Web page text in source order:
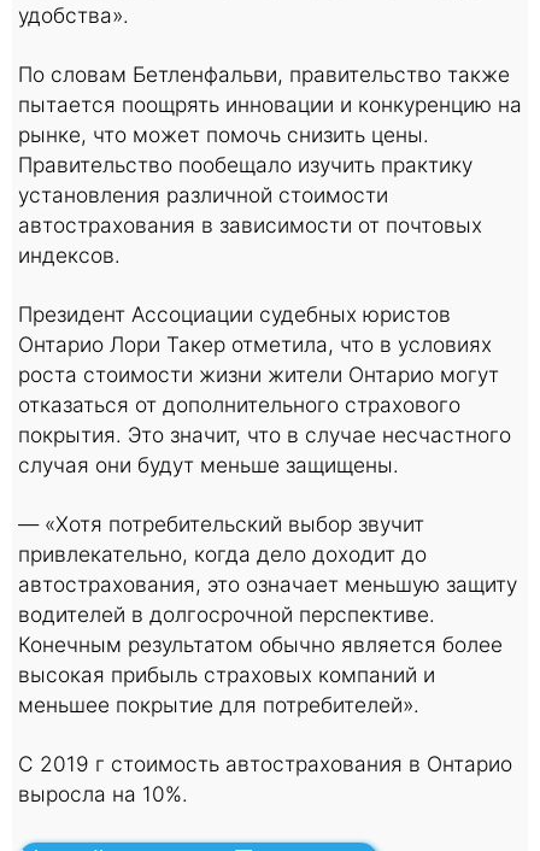
удобства».
По словам Бетленфальви, правительство также
пытается поощрять инновации и конкуренцию на
рынке, что может помочь снизить цены.
Правительство пообещало изучить практику
установления различной стоимости
автострахования в зависимости от почтовых
индексов.
Президент Ассоциации судебных юристов
Онтарио Лори Такер отметила, что в условиях
роста стоимости жизни жители Онтарио могут
отказаться от дополнительного страхового
покрытия. Это значит, что в случае несчастного
случая они будут меньше защищены.
— «Хотя потребительский выбор звучит
привлекательно, когда дело доходит до
автострахования, это означает меньшую защиту
водителей в долгосрочной перспективе.
Конечным результатом обычно является более
высокая прибыль страховых компаний и
меньшее покрытие для потребителей».
С 2019 г стоимость автострахования в Онтарио
выросла на 10%.